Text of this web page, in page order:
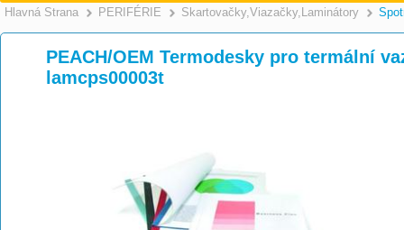
Hlavná Strana >
PERIFÉRIE >
Skartovačky,Viazačky,Laminátory
PEACH/OEM Termodesky pro termální
lamcps00003t